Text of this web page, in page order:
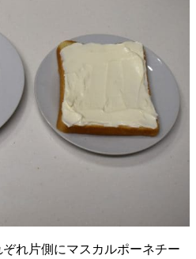
れ片側にマスカルポーネチー